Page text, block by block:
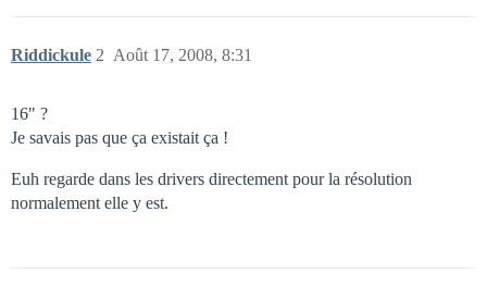
Riddickule Août 17, 2008, 8:31
2
16" ?
Je savais pas que ça existait ça !
Euh regarde dans les drivers directement pour la résolution
normalement elle y est.